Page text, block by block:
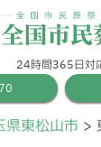
24時間365日対
県東松山市